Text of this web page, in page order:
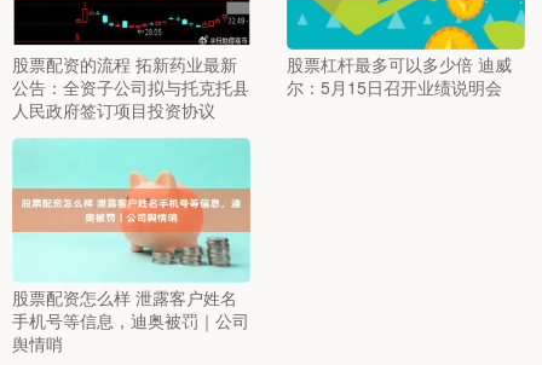
股票配资的流程 拓新药业最新
公告：全资子公司拟与托克托县
人民政府签订项目投资协议
股票杠杆最多可以多少倍 迪威
尔：5月15日召开业绩说明会
股票配资怎么样 泄露客户姓名
手机号等信息，迪奥被罚｜公司
舆情哨